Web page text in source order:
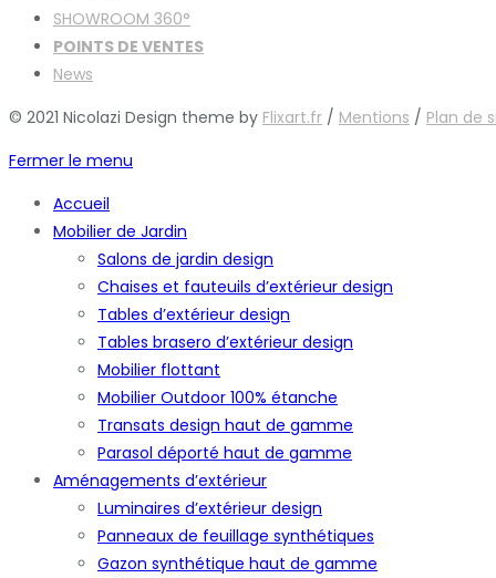
SHOWROOM 360°
POINTS DE VENTES
News
© 2021 Nicolazi Design theme by Flixart.fr / Mentions / Plan de
Fermer le menu
Accueil
Mobilier de Jardin
Salons de jardin design
Chaises et fauteuils d’extérieur design
Tables d’extérieur design
Tables brasero d’extérieur design
Mobilier flottant
Mobilier Outdoor 100% étanche
Transats design haut de gamme
Parasol déporté haut de gamme
Aménagements d’extérieur
Luminaires d’extérieur design
Panneaux de feuillage synthétiques
Gazon synthétique haut de gamme